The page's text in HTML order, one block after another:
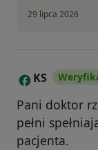
29 lipca 2026
K KS
Pani doktor
pełni
pacjenta.